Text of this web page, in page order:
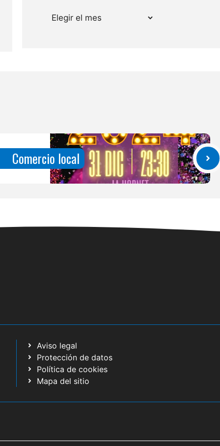
Archivos
Comercio local
Aviso legal
Protección de datos
Política de cookies
Mapa del sitio